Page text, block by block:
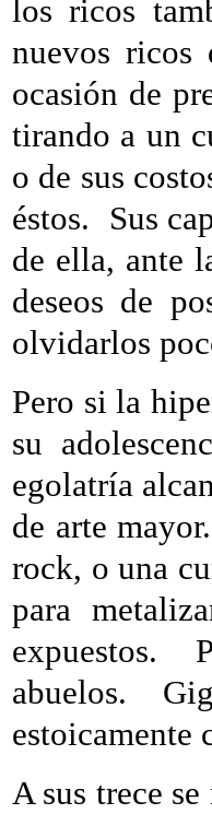
los ricos
nuevos ricos
ocasión de
tirando a un
o de sus
éstos.
Sus
de ella, ante
deseos de
olvidarlos
Pero si la
su
egolatría
de arte mayor.
rock, o una
para
expuestos.
abuelos.
estoicamente
A sus trece